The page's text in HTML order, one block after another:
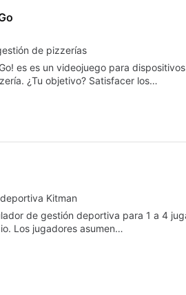
de pizzerías
es es un videojuego para
¿Tu objetivo? Satisfacer los…
Kitman
de gestión deportiva para 1 a 4
Los jugadores asumen…